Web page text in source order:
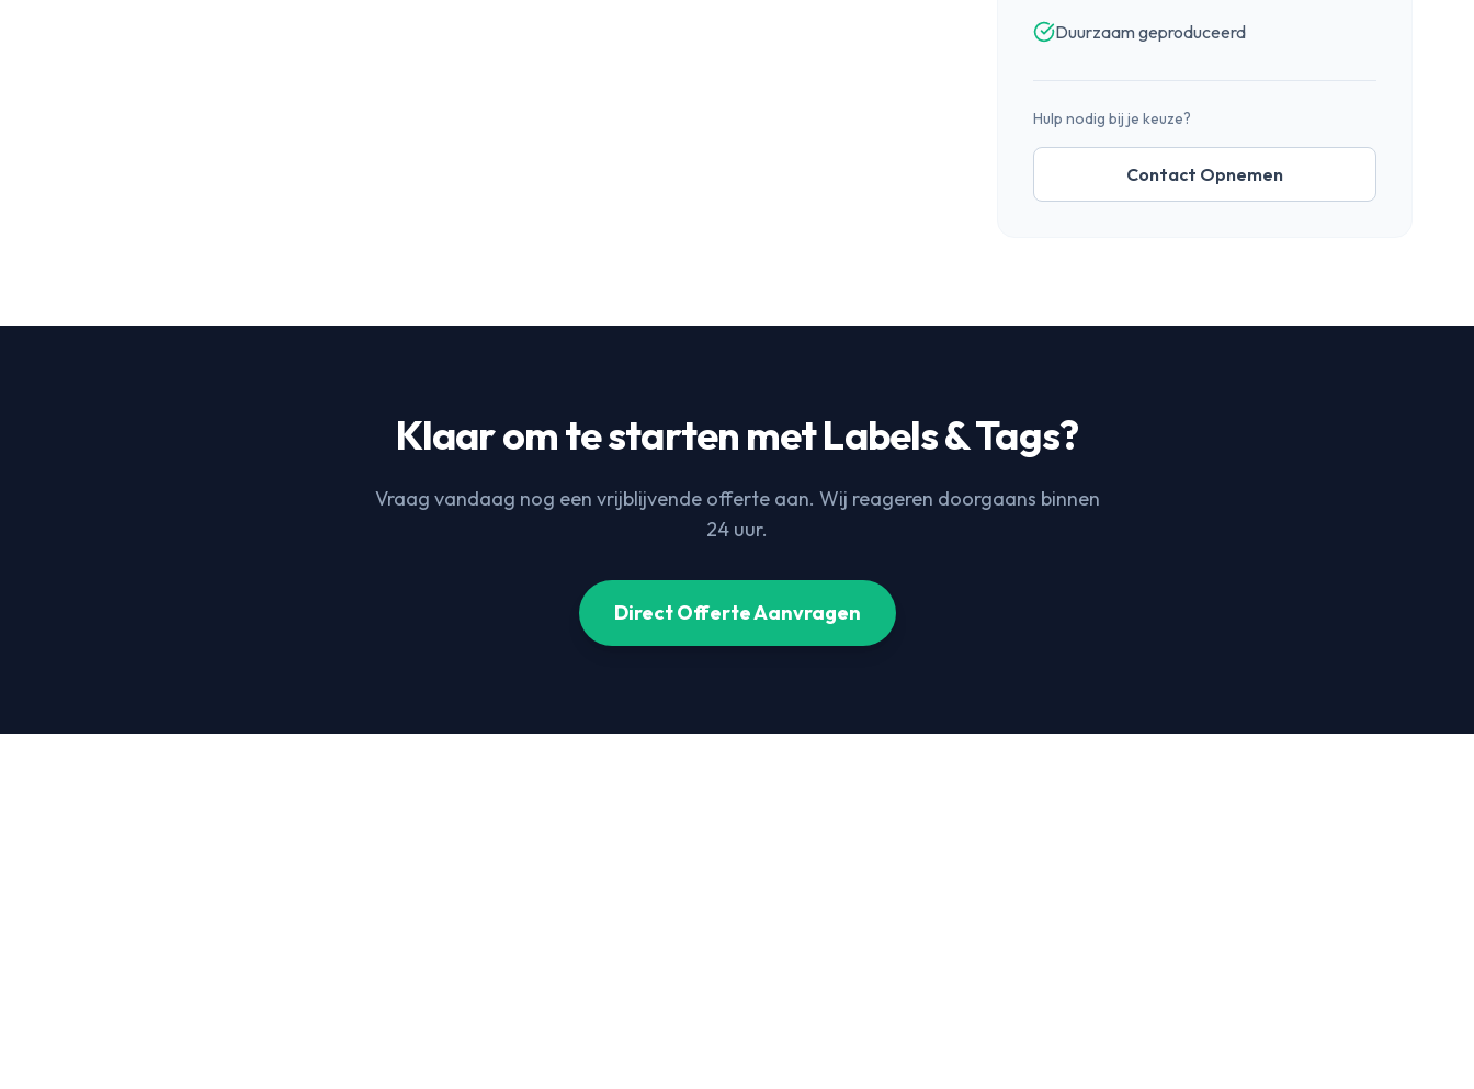
Duurzaam geproduceerd
Hulp nodig bij je keuze?
Contact Opnemen
Klaar om te starten metLabels & Tags​​​​‌ ‍ ​‍​‍‌‍ ‌ ​‍‌‍‍‌‌‍‌ ‌‍‍‌‌‍ ‍​‍​‍​ ‍‍​‍​‍‌ ​ ‌‍​‌‌‍ ‍‌‍‍‌‌ ‌​‌ ‍‌​‍ ‍‌‍‍‌‌‍ ​‍​‍​‍ ​​‍​‍‌‍‍​‌ ​‍‌‍‌‌‌‍‌‍​‍​‍​ ‍‍​‍​‍​‍ ‌ ​ ‌ ‌​‌ ‌‌‌‍‌​‌‍‍‌‌‍ ​‍ ‌‍‍‌‌‍ ‍‌ ‌​‌‍‌‌‌‍ ‍‌ ‌​​‍ ‌‍‌‌‌‍‌​‌‍‍‌‌ ‌​​‍ ‌‍ ‌‌‍ ‌‍‌​‌‍‌‌​ ‌‌ ​​‌ ​‍‌‍‌‌‌ ​ ‌‍‌‌‌‍ ‍‌ ‌​‌‍​‌‌ ‌​‌‍‍‌‌‍ ‌‍ ‍​ ‍ ‌‍‍‌‌‍‌​​ ‌‌ ​ ‌‍‌‌‌ ​‍‌ ‌‍‌‍‍‌‌‍​ ‌‍‌‌​‍ ‌‌ ‌​‌‍‌‌‌ ‍​‌ ‌​‌‍‍‌‌‍‌‌‌‍ ​​‍ ‌‌‍ ​‌‍​‌‌‍​‍‌‍‌‌‌‍ ​‌ ​ ​ ‍ ‌ ‌​‌ ‍‌‌ ​​‌‍‌‌​ ‌‌ ​ ‌‍‌‌‌ ​‍‌ ‌‍‌‍‍‌‌‍​ ‌‍‌‌​ ‍ ‌ ​​‌‍​‌‌ ‌​‌‍‍​​ ‌‌ ‌​‌‍‍‌‌ ‌​‌‍ ​‌‍‌‌​ ‌‍​‍‌‍​‌‌ ​ ‌‍‌‌‌‌‌‌‌ ​‍‌‍ ​​ ‌​‍‌‌​ ​‍‌​‌‍‌ ​ ‌ ‌​‌ ‌‌‌‍‌​‌‍‍‌‌‍ ​‍‌‍‌‍‍‌‌‍‌​​ ‌‌ ​ ‌‍‌‌‌ ​‍‌ ‌‍‌‍‍‌‌‍​ ‌‍‌‌​‍ ‌‌ ‌​‌‍‌‌‌ ‍​‌ ‌​‌‍‍‌‌‍‌‌‌‍ ​​‍ ‌‌‍ ​‌‍​‌‌‍​‍‌‍‌‌‌‍ ​‌ ​ ​‍‌‍‌ ‌​‌ ‍‌‌ ​​‌‍‌‌​ ‌‌ ​ ‌‍‌‌‌ ​‍‌ ‌‍‌‍‍‌‌‍​ ‌‍‌‌​‍‌‍‌ ​​‌‍​‌‌ ‌​‌‍‍​​ ‌‌ ‌​‌‍‍‌‌ ‌​‌‍ ​‌‍‌‌​‍‌‍‌ ​​‌‍‌‌‌ ​‍‌ ​ ‌ ​​‌‍‌‌‌‍​ ‌ ‌​‌‍‍‌‌ ‌‍‌‍‌‌​ ‌‌ ​​‌ ‌‌‌‍​‍‌‍ ​‌‍‍‌‌ ​ ‌‍‍​‌‍‌‌‌‍‌​​‍​‍‌ ‌?
Vraag vandaag nog een vrijblijvende offerte aan. Wij reageren doorgaans binnen
24 uur.
Direct Offerte Aanvragen